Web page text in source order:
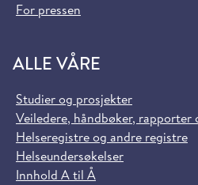
For pressen
ALLE VÅRE
Studier og prosjekter
Veiledere, håndbøker,
Helseregistre og andre registre
Helseundersøkelser
Innhold A til Å